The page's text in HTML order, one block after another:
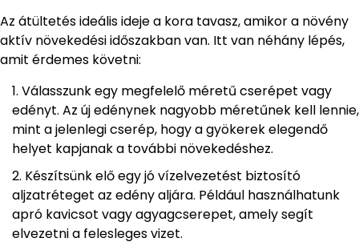
Az átültetés ideális ideje a kora tavasz, amikor a növény
aktív növekedési időszakban van. Itt van néhány lépés,
amit érdemes követni:
Válasszunk egy megfelelő méretű cserépet vagy
edényt. Az új edénynek nagyobb méretűnek kell lennie,
mint a jelenlegi cserép, hogy a gyökerek elegendő
helyet kapjanak a további növekedéshez.
Készítsünk elő egy jó vízelvezetést biztosító
aljzatréteget az edény aljára. Például használhatunk
apró kavicsot vagy agyagcserepet, amely segít
elvezetni a felesleges vizet.